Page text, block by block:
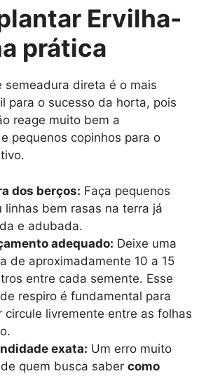
Ervilha-
prática
semeadura direta é o mais
para o sucesso da horta, pois
reage muito bem a
pequenos copinhos para o
dos berços: Faça pequenos
linhas bem rasas na terra já
e adubada.
adequado: Deixe uma
de aproximadamente 10 a 15
entre cada semente. Esse
respiro é fundamental para
circule livremente entre as folhas
exata: Um erro muito
quem busca saber como